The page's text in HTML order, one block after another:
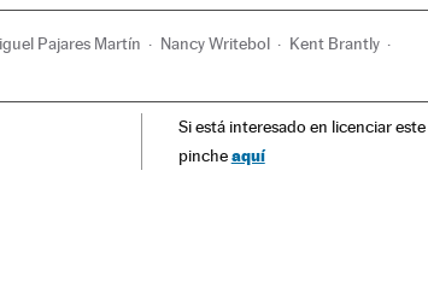
Pajares Martín Nancy Writebol Kent Brantly
Si está interesado en licenciar
pincheaquí